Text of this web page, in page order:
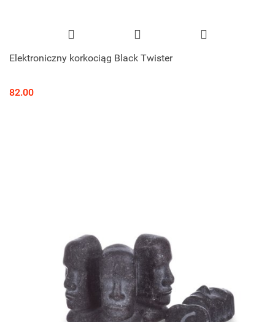
Elektroniczny korkociąg Black Twister
82.00